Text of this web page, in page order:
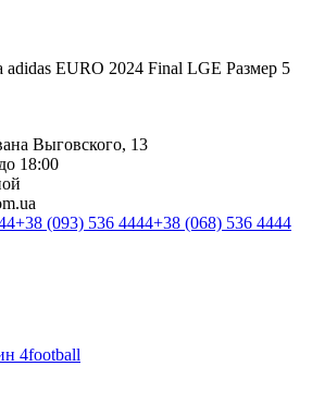
adidas EURO 2024 Final LGE Размер 5
Выговского, 13
18:00
+38 (093) 536 4444+38 (068) 536 4444
4football